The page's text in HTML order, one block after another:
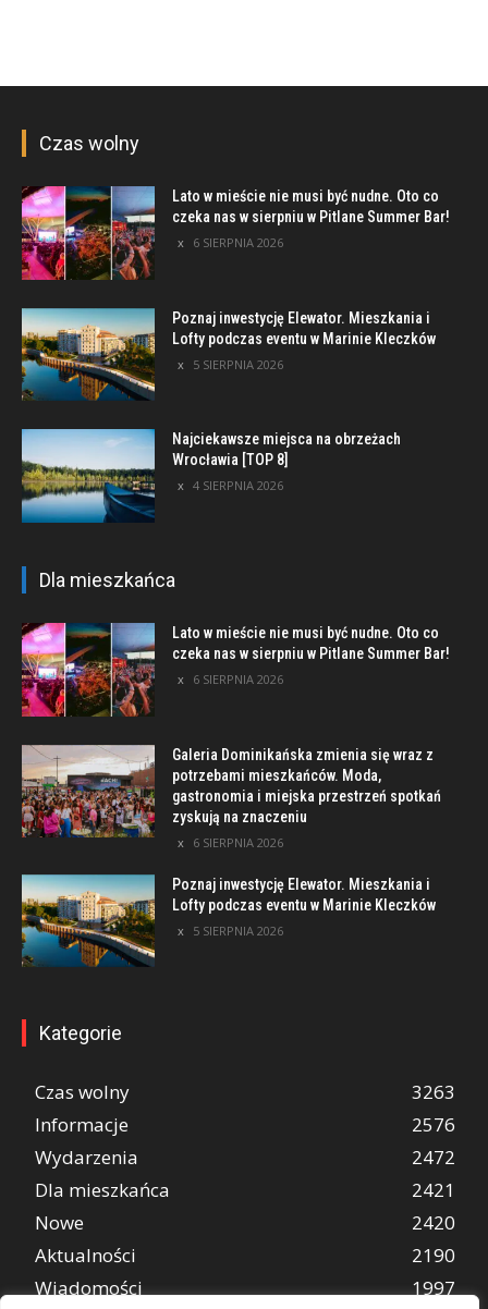
Czas wolny
Lato w mieście nie musi być nudne. Oto co
czeka nas w sierpniu w Pitlane Summer Bar!
6 SIERPNIA 2026
Poznaj inwestycję Elewator. Mieszkania i
Lofty podczas eventu w Marinie Kleczków
5 SIERPNIA 2026
Najciekawsze miejsca na obrzeżach
Wrocławia [TOP 8]
4 SIERPNIA 2026
Dla mieszkańca
Lato w mieście nie musi być nudne. Oto co
czeka nas w sierpniu w Pitlane Summer Bar!
6 SIERPNIA 2026
Galeria Dominikańska zmienia się wraz z
potrzebami mieszkańców. Moda,
gastronomia i miejska przestrzeń spotkań
zyskują na znaczeniu
6 SIERPNIA 2026
Poznaj inwestycję Elewator. Mieszkania i
Lofty podczas eventu w Marinie Kleczków
5 SIERPNIA 2026
Kategorie
Czas wolny
3263
Informacje
2576
Wydarzenia
2472
Dla mieszkańca
2421
Nowe
2420
Aktualności
2190
Wiadomości
1997